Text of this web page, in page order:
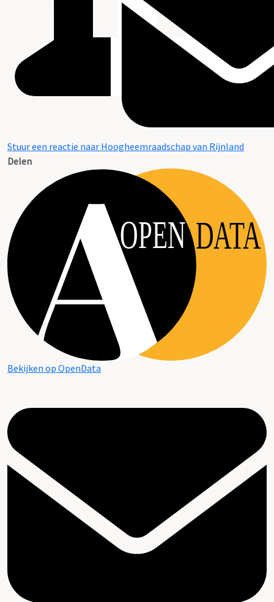
Stuur een reactie naar Hoogheemraadschap van Rijnland
Delen
OPEN DATA
Bekijken op OpenData